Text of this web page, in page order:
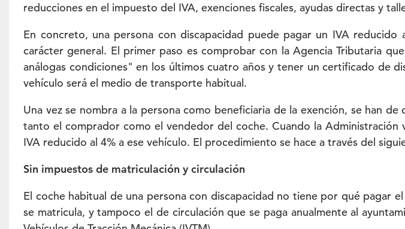
reducciones en el impuesto del IVA, exenciones fiscales, ayudas directas y
En concreto, una persona con discapacidad puede pagar un IVA
carácter general. El primer paso es comprobar con la Agencia Tributaria
análogas condiciones" en los últimos cuatro años y tener un certificado de
vehículo será el medio de transporte habitual.
Una vez se nombra a la persona como beneficiaria de la exención, se han
tanto el comprador como el vendedor del coche. Cuando la
IVA reducido al 4% a ese vehículo. El procedimiento se hace a través del
Sin impuestos de matriculación y circulación
El coche habitual de una persona con discapacidad no tiene por qué pagar
se matricula, y tampoco el de circulación que se paga anualmente al